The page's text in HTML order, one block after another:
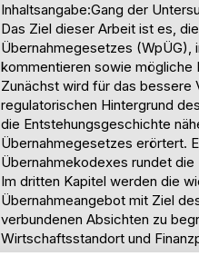
Inhaltsangabe:Gang der
Das Ziel dieser Arbeit ist es,
Übernahmegesetzes (WpÜG),
kommentieren sowie mögliche
Zunächst wird für das bessere
regulatorischen Hintergrund
die Entstehungsgeschichte
Übernahmegesetzes erörtert.
Übernahmekodexes rundet die
Im dritten Kapitel werden die
Übernahmeangebot mit Ziel
verbundenen Absichten zu
Wirtschaftsstandort und
ausschließlich diesen doch